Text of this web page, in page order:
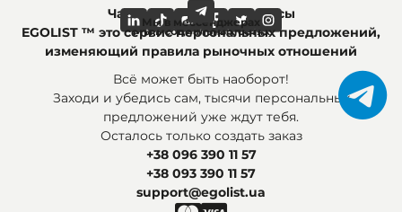
Часто задаваемые вопросы
Мы в социальных сетях
Мы в мессенджерах
EGOLIST ™ это сервис персональных предложений,
изменяющий правила рыночных отношений
Всё может быть наоборот!
Заходи и убедись сам, тысячи персональных
предложений уже ждут тебя.
Осталось только создать заказ
+38 096 390 11 57
+38 093 390 11 57
support@egolist.ua